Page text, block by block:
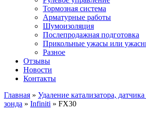
Тормозная система
Арматурные работы
Шумоизоляция
Послепродажная подготовка
Прикольные ужасы или
Разное
Отзывы
Новости
Контакты
Главная » Удаление катализатора,
зонда » Infiniti » FX30